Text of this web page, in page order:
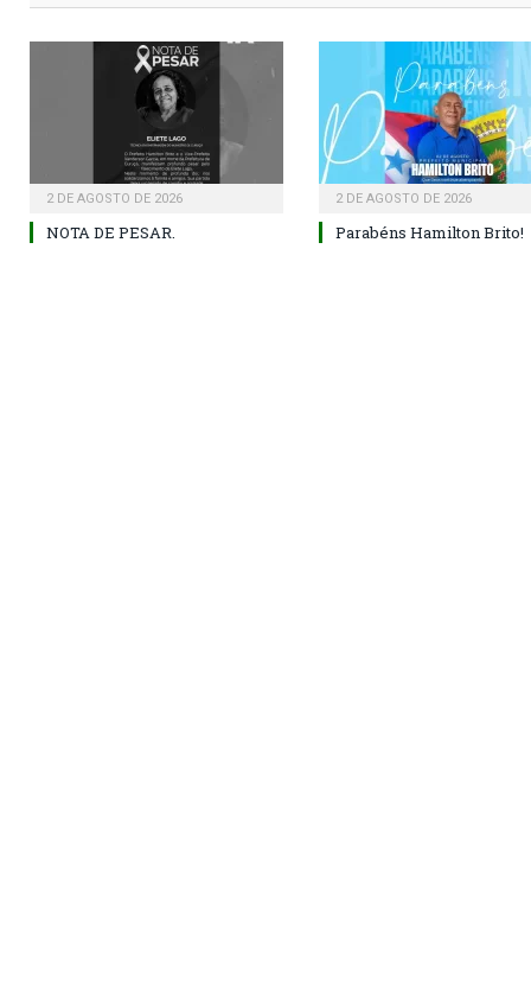
2 DE AGOSTO DE 2026
NOTA DE PESAR.
2 DE AGOSTO DE 2026
Parabéns Hamilton Brito!